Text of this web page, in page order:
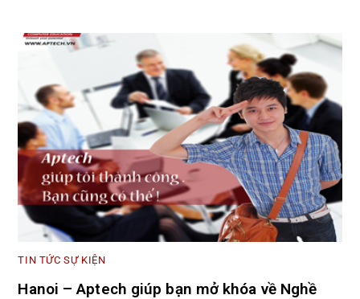
TIN TỨC SỰ KIỆN
Hanoi – Aptech giúp bạn mở khóa về Nghề